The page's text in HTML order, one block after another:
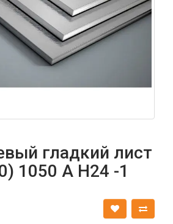
гладкий лист
1050 А Н24 -1